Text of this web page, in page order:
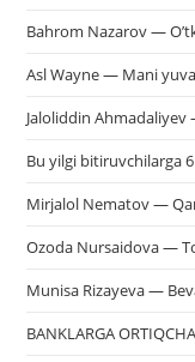
Bahrom Nazarov —
Asl Wayne — Mani
Jaloliddin Ahmadaliyev
Bu yilgi bitiruvchilarga
Mirjalol Nematov —
Ozoda Nursaidova —
Munisa Rizayeva —
BANKLARGA